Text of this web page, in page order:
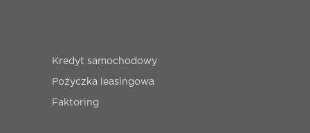
Kredyt samochodowy
Pożyczka leasingowa
Faktoring